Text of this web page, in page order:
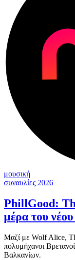
μουσική
συναυλίες 2026
PhillGood:
μέρα του
Μαζί με Wolf Alice,
πολυμήχανοι
Βαλκανίων.